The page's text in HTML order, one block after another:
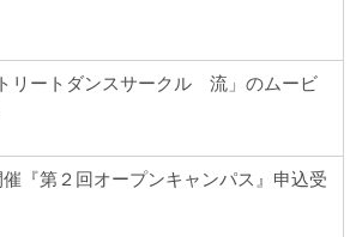
リートダンスサークル 流」のムービ
催『第２回オープンキャンパス』申込受